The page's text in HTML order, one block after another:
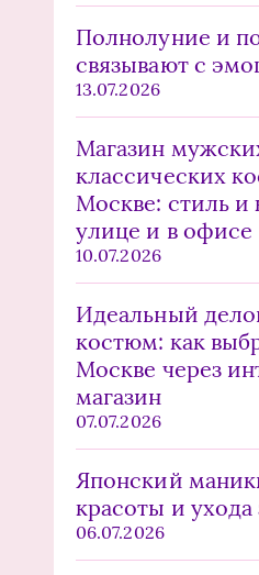
Полнолуние и
связывают с
13.07.2026
Магазин
классических
Москве: стиль и
улице и в офисе
10.07.2026
Идеальный
костюм: как
Москве через
магазин
07.07.2026
Японский
красоты и ухода
06.07.2026